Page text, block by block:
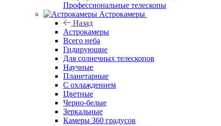
Профессиональные телескопы
Астрокамеры
Назад
Астрокамеры
Всего неба
Гидирующие
Для солнечных телескопов
Научные
Планетарные
С охлаждением
Цветные
Черно-белые
Зеркальные
Камеры 360 градусов